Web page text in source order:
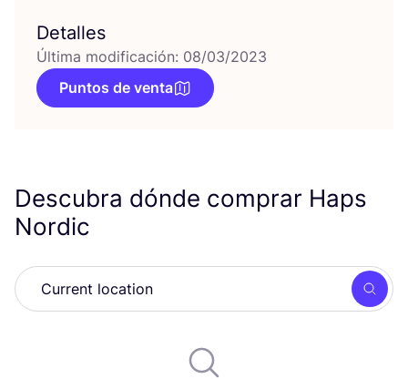
Detalles
Última modificación: 08/03/2023
Puntos de venta
Descubra dónde comprar Haps
Nordic